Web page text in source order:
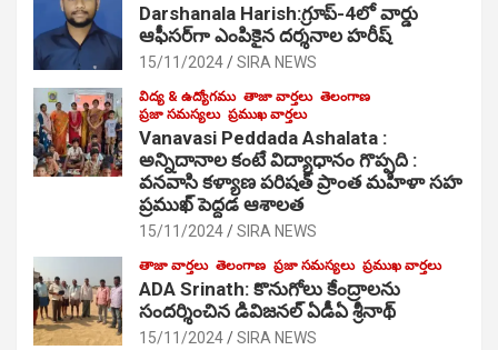
Darshanala Harish:గ్రూప్-4లో వార్డు
ఆఫీసర్‌గా ఎంపికైన దర్శనాల హరీష్
15/11/2024 SIRA NEWS
విద్య & ఉద్యోగము తాజా వార్తలు తెలంగాణ
ప్రజా సమస్యలు ప్రముఖ వార్తలు
Vanavasi Peddada Ashalata :
అన్నిదానాల కంటే విద్యాధానం గొప్పది :
వనవాసి కళ్యాణ పరిషత్ ప్రాంత మహిళా సహ
ప్రముఖ్ పెద్దడ ఆశాలత
15/11/2024 SIRA NEWS
తాజా వార్తలు తెలంగాణ ప్రజా సమస్యలు ప్రముఖ వార్తలు
ADA Srinath: కొనుగోలు కేంద్రాల‌ను
సంద‌ర్శించిన డివిజనల్ ఏడీఏ శ్రీనాథ్
15/11/2024 SIRA NEWS